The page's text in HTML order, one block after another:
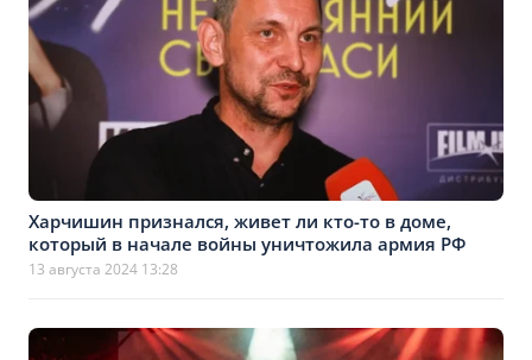
Харчишин признался, живет ли кто-то в доме,
который в начале войны уничтожила армия РФ
13 августа 2024 13:28